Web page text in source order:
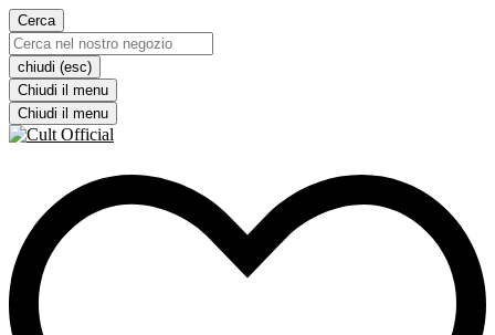
Cerca
chiudi (esc)
Chiudi il menu
Chiudi il menu